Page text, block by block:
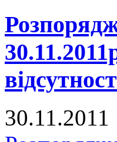
30.11.2011